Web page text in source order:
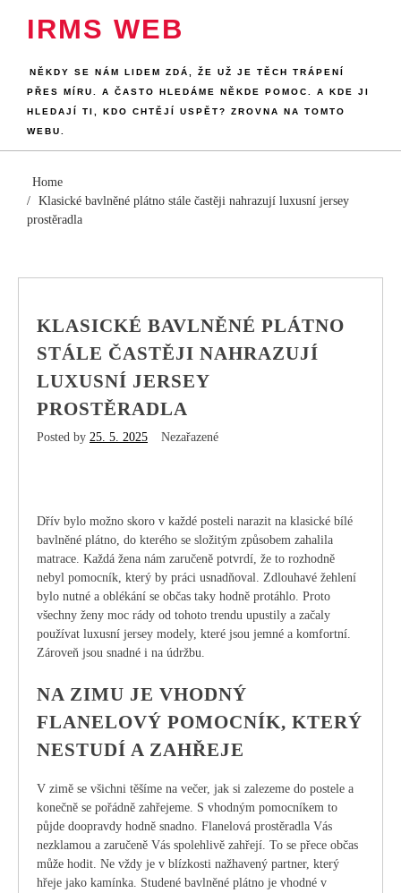
IRMS WEB
NĚKDY SE NÁM LIDEM ZDÁ, ŽE UŽ JE TĚCH TRÁPENÍ
PŘES MÍRU. A ČASTO HLEDÁME NĚKDE POMOC. A KDE JI
HLEDAJÍ TI, KDO CHTĚJÍ USPĚT? ZROVNA NA TOMTO
WEBU.
Home
Klasické bavlněné plátno stále častěji nahrazují luxusní jersey
prostěradla
KLASICKÉ BAVLNĚNÉ PLÁTNO
STÁLE ČASTĚJI NAHRAZUJÍ
LUXUSNÍ JERSEY
PROSTĚRADLA
Posted by 25. 5. 2025 Nezařazené
Dřív bylo možno skoro v každé posteli narazit na klasické bílé
bavlněné plátno, do kterého se složitým způsobem zahalila
matrace. Každá žena nám zaručeně potvrdí, že to rozhodně
nebyl pomocník, který by práci usnadňoval. Zdlouhavé žehlení
bylo nutné a oblékání se občas taky hodně protáhlo. Proto
všechny ženy moc rády od tohoto trendu upustily a začaly
používat luxusní jersey modely, které jsou jemné a komfortní.
Zároveň jsou snadné i na údržbu.
NA ZIMU JE VHODNÝ
FLANELOVÝ POMOCNÍK, KTERÝ
NESTUDÍ A ZAHŘEJE
V zimě se všichni těšíme na večer, jak si zalezeme do postele a
konečně se pořádně zahřejeme. S vhodným pomocníkem to
půjde doopravdy hodně snadno. Flanelová prostěradla Vás
nezklamou a zaručeně Vás spolehlivě zahřejí. To se přece občas
může hodit. Ne vždy je v blízkosti nažhavený partner, který
hřeje jako kamínka. Studené bavlněné plátno je vhodné v